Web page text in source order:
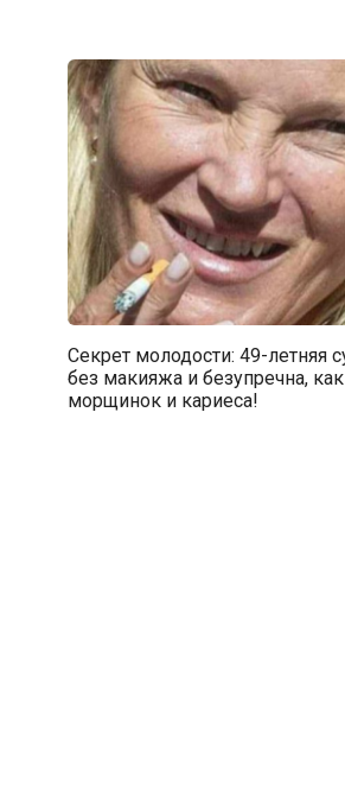
Секрет молодости: 49-летняя
без макияжа и безупречна,
морщинок и кариеса!